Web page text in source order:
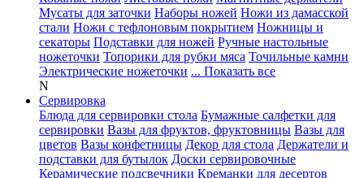
Мусаты для заточки Наборы ножей Ножи из дамасской
стали Ножи с тефлоновым покрытием Ножницы и
секаторы Подставки для ножей Ручные настольные
ножеточки Топорики для рубки мяса Точильные камни
Электрические ножеточки ... Показать все
N
Сервировка
Блюда для сервировки стола Бумажные салфетки для
сервировки Вазы для фруктов, фруктовницы Вазы для
цветов Вазы конфетницы Декор для стола Держатели и
подставки для бутылок Доски сервировочные
Керамические подсвечники Креманки для десертов